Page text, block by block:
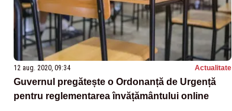
12 aug. 2020, 09:34 Actualitate
Guvernul pregătește o Ordonanță de Urgență
pentru reglementarea învățământului online